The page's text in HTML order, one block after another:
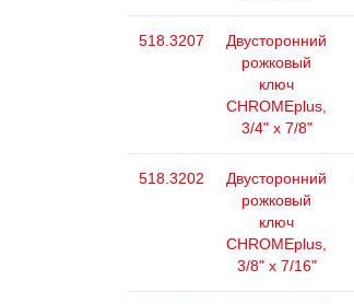
518.3207
Двусторонний
рожковый
ключ
CHROMEplus,
3/4" x 7/8"
518.3202
Двусторонний
рожковый
ключ
CHROMEplus,
3/8" x 7/16"